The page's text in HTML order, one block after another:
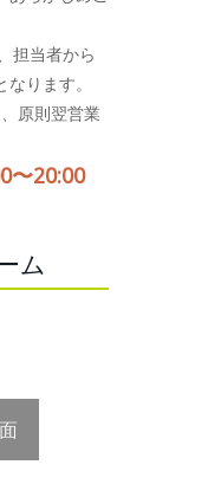
担当者から
ります。
原則翌営業
〜20:00
ム